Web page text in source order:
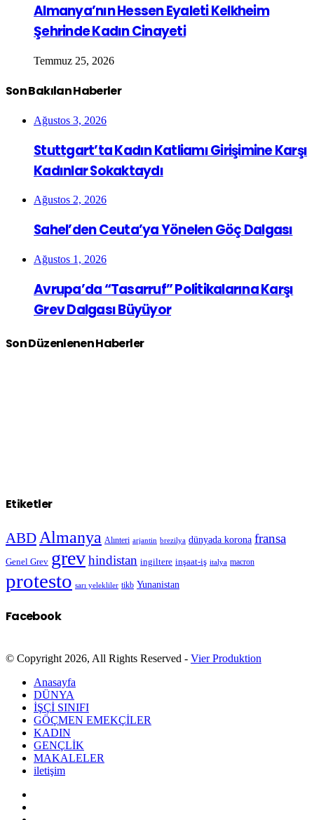
Almanya’nın Hessen Eyaleti Kelkheim
Şehrinde Kadın Cinayeti
Temmuz 25, 2026
Son Bakılan Haberler
Ağustos 3, 2026
Stuttgart’ta Kadın Katliamı Girişimine Karşı
Kadınlar Sokaktaydı
Ağustos 2, 2026
Sahel’den Ceuta’ya Yönelen Göç Dalgası
Ağustos 1, 2026
Avrupa’da “Tasarruf” Politikalarına Karşı
Grev Dalgası Büyüyor
Son Düzenlenen Haberler
Etiketler
ABD Almanya Alınteri arjantin brezilya dünyada korona fransa
Genel Grev grevhindistan ingiltere inşaat-iş italya macron
protesto sarı yelekliler tikb Yunanistan
Facebook
© Copyright 2026, All Rights Reserved - Vier Produktion
Anasayfa
DÜNYA
İŞÇİ SINIFI
GÖÇMEN EMEKÇİLER
KADIN
GENÇLİK
MAKALELER
iletişim